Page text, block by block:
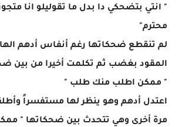
" انتي بتضحكي دا بدل ما تقوليلو انا
محترم"
لم تنقطع ضحكاتها رغم أنفاس أدهم
المقود بغضب ثم تكلمت أخيرا من بين
" ممكن اطلب منك طلب "
اعتدل أدهم وهو ينظر لها مستفسراً
مرة أخرى وهي تتحدث بين ضحكاتها "